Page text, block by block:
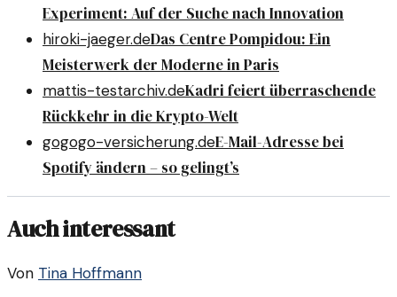
Experiment: Auf der Suche nach Innovation
hiroki-jaeger.deDas Centre Pompidou: Ein
Meisterwerk der Moderne in Paris
mattis-testarchiv.deKadri feiert überraschende
Rückkehr in die Krypto-Welt
gogogo-versicherung.deE-Mail-Adresse bei
Spotify ändern – so gelingt’s
Auch interessant
Von Tina Hoffmann